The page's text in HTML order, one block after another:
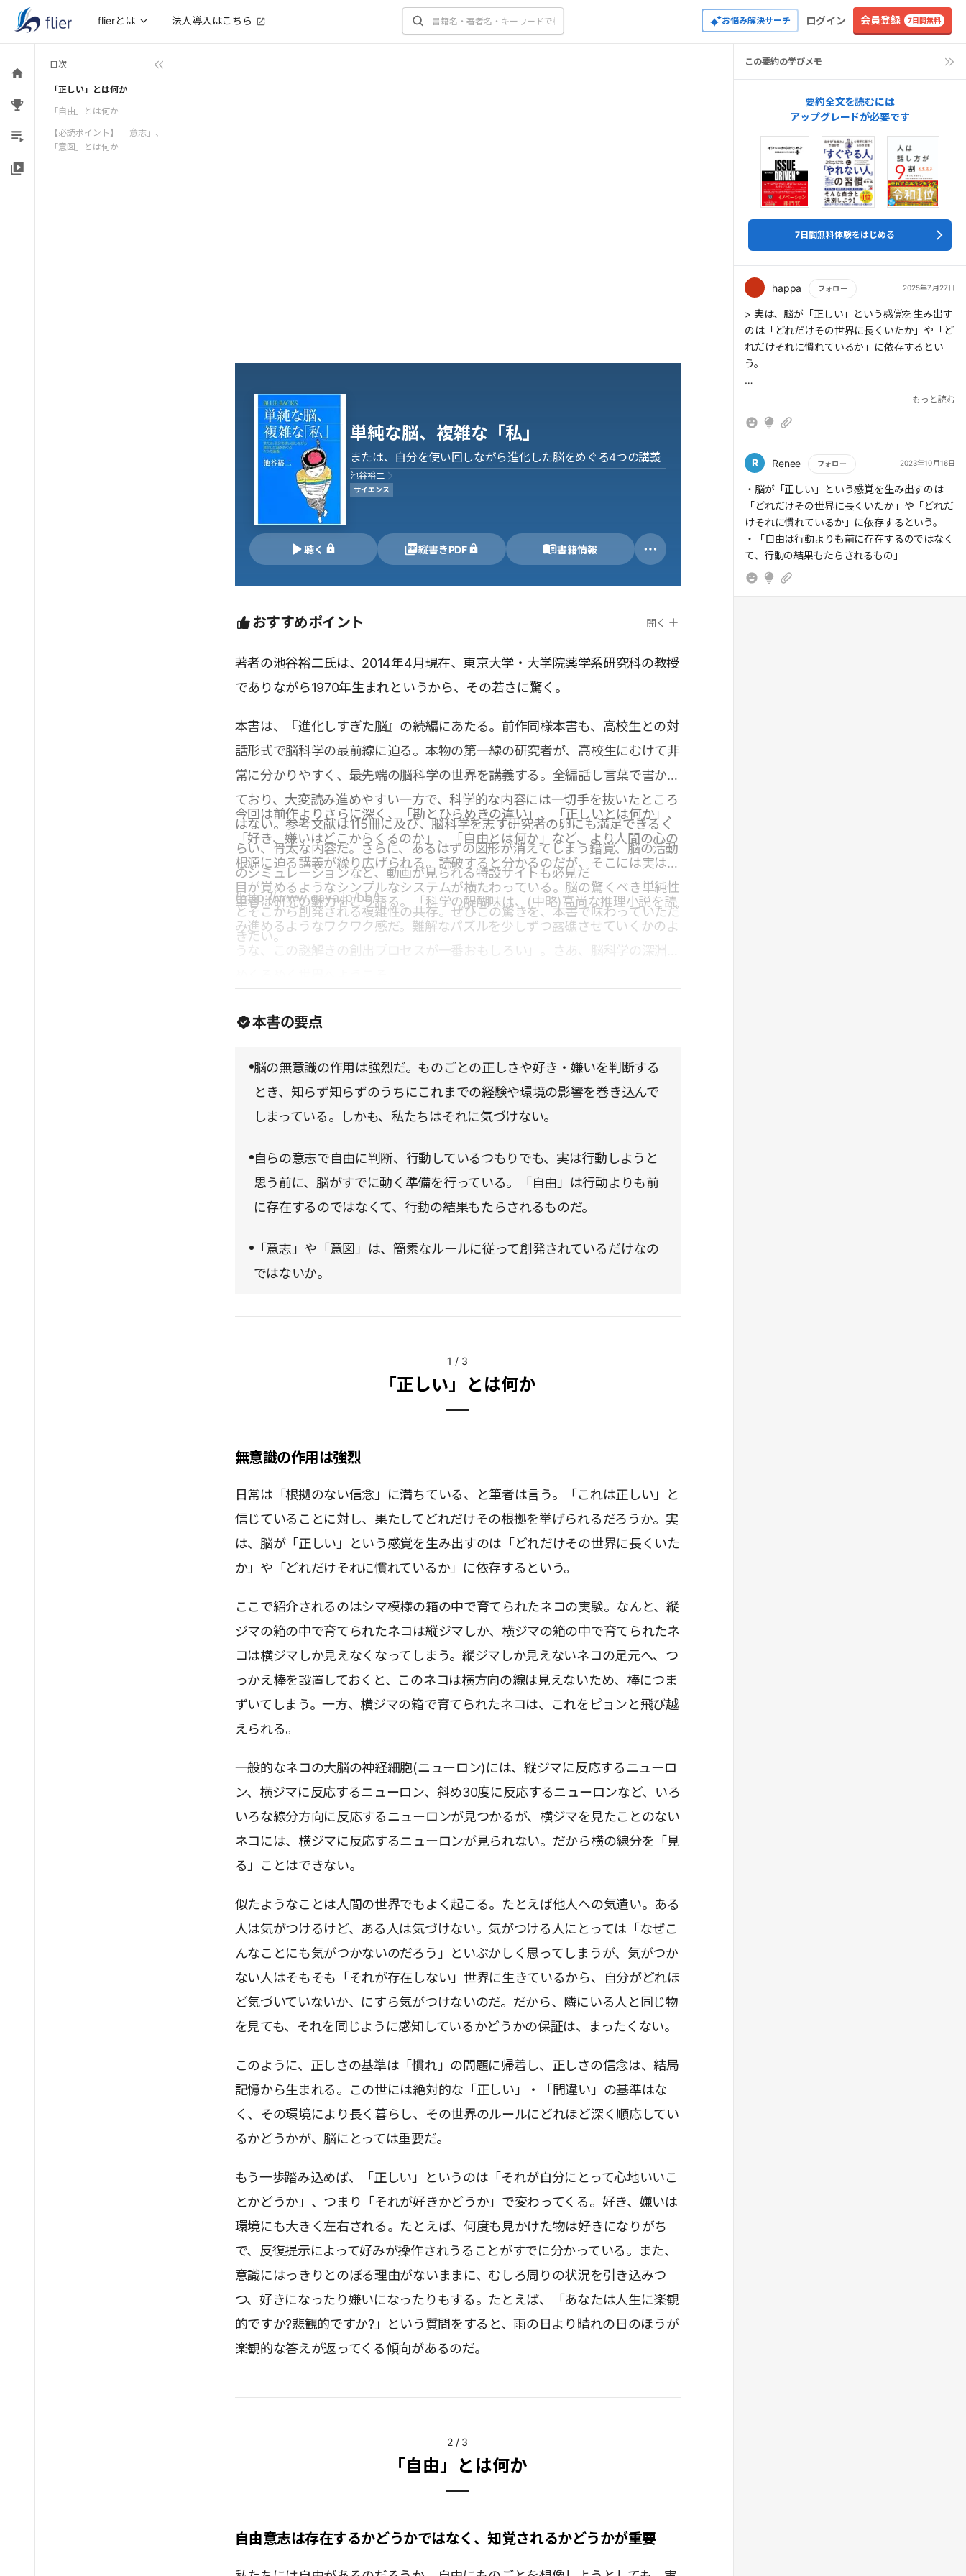
flierとは 法人導入はこちら お悩み解決サーチ ログイン 会員登録 7日間無料
目次
「正しい」とは何か
「自由」とは何か
【必読ポイント】 「意志」、
「意図」とは何か
単純な脳、複雑な「私」
または、自分を使い回しながら進化した脳をめぐる4つの講義
池谷裕二
サイエンス
聴く 縦書きPDF 書籍情報
おすすめポイント 開く
著者の池谷裕二氏は、2014年4月現在、東京大学・大学院薬学系研究科の教授
でありながら1970年生まれというから、その若さに驚く。
本書は、『進化しすぎた脳』の続編にあたる。前作同様本書も、高校生との対
話形式で脳科学の最前線に迫る。本物の第一線の研究者が、高校生にむけて非
常に分かりやすく、最先端の脳科学の世界を講義する。全編話し言葉で書かれ
ており、大変読み進めやすい一方で、科学的な内容には一切手を抜いたところ
はない。参考文献は115冊に及び、脳科学を志す研究者の卵にも満足できるく
らい、骨太な内容だ。さらに、あるはずの図形が消えてしまう錯覚、脳の活動
のシミュレーションなど、動画が見られる特設サイトも必見だ
(http://www.gaya.jp/bb/)。
今回は前作よりさらに深く、「勘とひらめきの違い」、「正しいとは何か」、
「好き、嫌いはどこからくるのか」、「自由とは何か」など、より人間の心の
根源に迫る講義が繰り広げられる。読破すると分かるのだが、そこには実は、
目が覚めるようなシンプルなシステムが横たわっている。脳の驚くべき単純性
とそこから創発される複雑性の共存。ぜひこの驚きを、本書で味わっていただ
きたい。
筆者は研究の魅力をこう語る。「科学の醍醐味は、(中略)高尚な推理小説を読
み進めるようなワクワク感だ。難解なパズルを少しずつ露礁させていくかのよ
うな、この謎解きの創出プロセスが一番おもしろい」。さあ、脳科学の深淵な
本書の要点
脳の無意識の作用は強烈だ。ものごとの正しさや好き・嫌いを判断する
とき、知らず知らずのうちにこれまでの経験や環境の影響を巻き込んで
しまっている。しかも、私たちはそれに気づけない。
自らの意志で自由に判断、行動しているつもりでも、実は行動しようと
思う前に、脳がすでに動く準備を行っている。「自由」は行動よりも前
に存在するのではなくて、行動の結果もたらされるものだ。
「意志」や「意図」は、簡素なルールに従って創発されているだけなの
ではないか。
1 / 3
「正しい」とは何か
無意識の作用は強烈
日常は「根拠のない信念」に満ちている、と筆者は言う。「これは正しい」と
信じていることに対し、果たしてどれだけその根拠を挙げられるだろうか。実
は、脳が「正しい」という感覚を生み出すのは「どれだけその世界に長くいた
か」や「どれだけそれに慣れているか」に依存するという。
ここで紹介されるのはシマ模様の箱の中で育てられたネコの実験。なんと、縦
ジマの箱の中で育てられたネコは縦ジマしか、横ジマの箱の中で育てられたネ
コは横ジマしか見えなくなってしまう。縦ジマしか見えないネコの足元へ、つ
っかえ棒を設置しておくと、このネコは横方向の線は見えないため、棒につま
ずいてしまう。一方、横ジマの箱で育てられたネコは、これをピョンと飛び越
えられる。
一般的なネコの大脳の神経細胞(ニューロン)には、縦ジマに反応するニューロ
ン、横ジマに反応するニューロン、斜め30度に反応するニューロンなど、いろ
いろな線分方向に反応するニューロンが見つかるが、横ジマを見たことのない
ネコには、横ジマに反応するニューロンが見られない。だから横の線分を「見
る」ことはできない。
似たようなことは人間の世界でもよく起こる。たとえば他人への気遣い。ある
人は気がつけるけど、ある人は気づけない。気がつける人にとっては「なぜこ
んなことにも気がつかないのだろう」といぶかしく思ってしまうが、気がつか
ない人はそもそも「それが存在しない」世界に生きているから、自分がどれほ
ど気づいていないか、にすら気がつけないのだ。だから、隣にいる人と同じ物
を見ても、それを同じように感知しているかどうかの保証は、まったくない。
このように、正しさの基準は「慣れ」の問題に帰着し、正しさの信念は、結局
記憶から生まれる。この世には絶対的な「正しい」・「間違い」の基準はな
く、その環境により長く暮らし、その世界のルールにどれほど深く順応してい
るかどうかが、脳にとっては重要だ。
もう一歩踏み込めば、「正しい」というのは「それが自分にとって心地いいこ
とかどうか」、つまり「それが好きかどうか」で変わってくる。好き、嫌いは
環境にも大きく左右される。たとえば、何度も見かけた物は好きになりがち
で、反復提示によって好みが操作されうることがすでに分かっている。また、
意識にはっきりとのぼる理由がないままに、むしろ周りの状況を引き込みつ
つ、好きになったり嫌いになったりもする。たとえば、「あなたは人生に楽観
的ですか?悲観的ですか?」という質問をすると、雨の日より晴れの日のほうが
楽観的な答えが返ってくる傾向があるのだ。
2/ 3
「自由」とは何か
自由意志は存在するかどうかではなく、知覚されるかどうかが重要
この要約の学びメモ
要約全文を読むには
アップグレードが必要です
7日間無料体験をはじめる
happa フォロー 2025年7月27日
もっと読む
> 実は、脳が「正しい」という感覚を生み出す
のは「どれだけその世界に長くいたか」や「ど
れだけそれに慣れているか」に依存するとい
う。
> 正しさの基準は「慣れ」の問題に帰着し、正
には絶対的な「正しい」・「間違い」の基準は
ルールにどれほど深く順応しているかどうか
が、脳にとっては重要だ。
> 「自由は行動よりも前に存在するのではなく
て、行動の結果もたらされるもの」だという。
もっと読む
R Renee フォロー 2023年10月16日
もっと読む
・脳が「正しい」という感覚を生み出すのは
「どれだけその世界に長くいたか」や「どれだ
けそれに慣れているか」に依存するという。
・「自由は行動よりも前に存在するのではなく
て、行動の結果もたらされるもの」